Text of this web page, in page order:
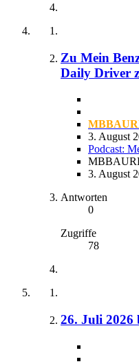
Zu Mein
Daily Driver
3. August
Podcast:
3. August
Antworten
0
Zugriffe
78
26. Juli 2026